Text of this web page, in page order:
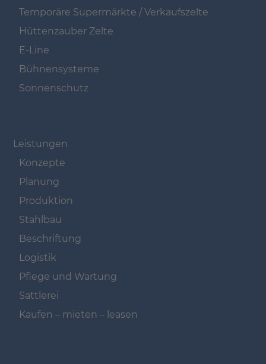
Temporäre Supermärkte / Verkaufszelte
Hüttenzauber Zelte
E-Line
Bühnensysteme
Sonnenschutz
Leistungen
Konzepte
Planung
Produktion
Stahlbau
Beschriftung
Logistik
Pflege und Wartung
Sattlerei
Kaufen – mieten – leasen